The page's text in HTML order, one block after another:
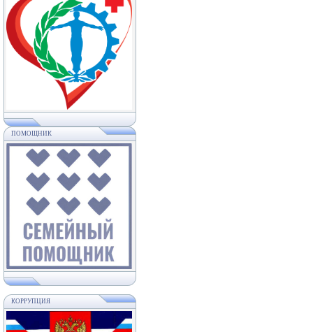
ПОМОЩНИК
КОРРУПЦИЯ